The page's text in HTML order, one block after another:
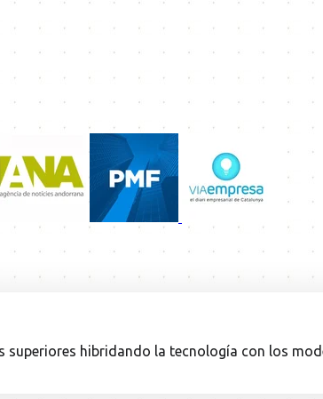
superiores hibridando la tecnología con los